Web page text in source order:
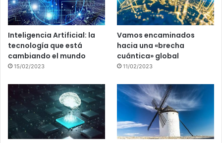
Inteligencia Artificial: la
tecnología que está
cambiando el mundo
15/02/2023
Vamos encaminados
hacia una «brecha
cuántica» global
11/02/2023